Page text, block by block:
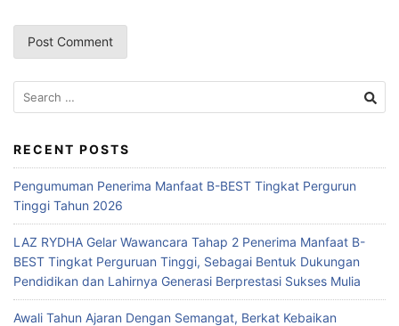
Search
for:
RECENT POSTS
Pengumuman Penerima Manfaat B-BEST Tingkat Pergurun
Tinggi Tahun 2026
LAZ RYDHA Gelar Wawancara Tahap 2 Penerima Manfaat B-
BEST Tingkat Perguruan Tinggi, Sebagai Bentuk Dukungan
Pendidikan dan Lahirnya Generasi Berprestasi Sukses Mulia
Awali Tahun Ajaran Dengan Semangat, Berkat Kebaikan